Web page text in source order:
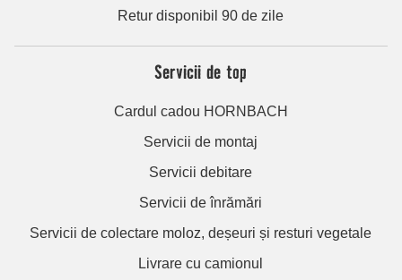
Retur disponibil 90 de zile
Servicii de top
Cardul cadou HORNBACH
Servicii de montaj
Servicii debitare
Servicii de înrămări
Servicii de colectare moloz, deșeuri și resturi vegetale
Livrare cu camionul